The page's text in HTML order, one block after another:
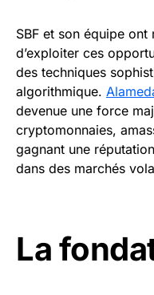
SBF et son équipe
d’exploiter ces
des techniques
algorithmique.
devenue une force
cryptomonnaies,
gagnant une
dans des marchés
La